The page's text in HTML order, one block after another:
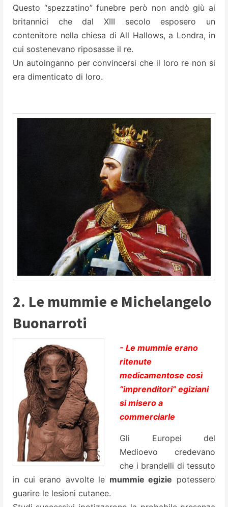
Questo “spezzatino” funebre però non andò giù ai
britannici che dal XIII secolo esposero un
contenitore nella chiesa di All Hallows, a Londra, in
cui sostenevano riposasse il re.
Un autoinganno per convincersi che il loro re non si
era dimenticato di loro.
2. Le mummie e Michelangelo
Buonarroti
- Le mummie erano
ritenute
medicamentose così
“imprenditori” egiziani
si misero a
commerciarle
Gli Europei del
Medioevo credevano
che i brandelli di tessuto
in cui erano avvolte le mummie egizie potessero
guarire le lesioni cutanee.